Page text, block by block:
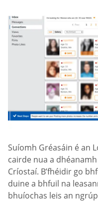
Suíomh Gréasáin é an
cairde nua a
Críostaí. B’fhéidir go
duine a bhfuil na
bhuíochas leis an